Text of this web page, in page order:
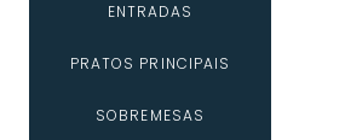
ENTRADAS
PRATOS PRINCIPAIS
SOBREMESAS